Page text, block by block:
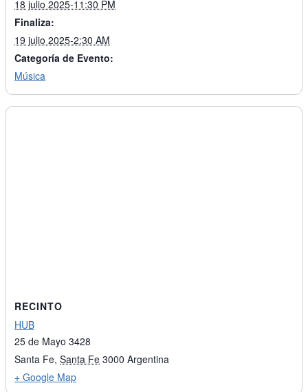
18 julio 2025-11:30 PM
Finaliza:
19 julio 2025-2:30 AM
Categoría de Evento:
Música
RECINTO
HUB
25 de Mayo 3428
Santa Fe, Santa Fe 3000 Argentina
+ Google Map